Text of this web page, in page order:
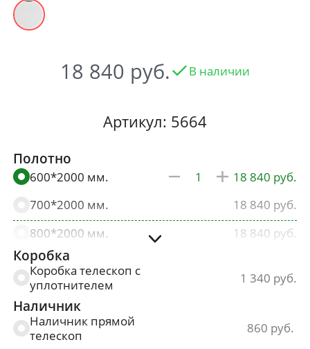
18 840 В наличии
Артикул: 5664
Полотно
600*2000 мм.
18 840
700*2000 мм.
18 840
800*2000 мм.
18 840
900*2000 мм.
Коробка
Коробка телескоп с
уплотнителем
1 340
Наличник
Наличник прямой
телескоп
860